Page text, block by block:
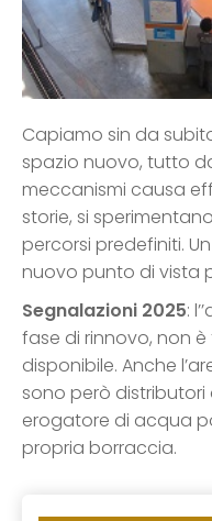
Capiamo sin da
spazio nuovo, tutto
meccanismi causa
storie, si
percorsi predefiniti.
nuovo punto di vista
Segnalazioni 2025:
fase di rinnovo, non
disponibile. Anche
sono però distributori
erogatore di acqua
propria borraccia.